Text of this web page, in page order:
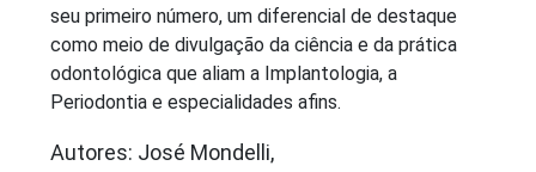
seu primeiro número, um diferencial de destaque
como meio de divulgação da ciência e da prática
odontológica que aliam a Implantologia, a
Periodontia e especialidades afins.
Autores: José Mondelli,